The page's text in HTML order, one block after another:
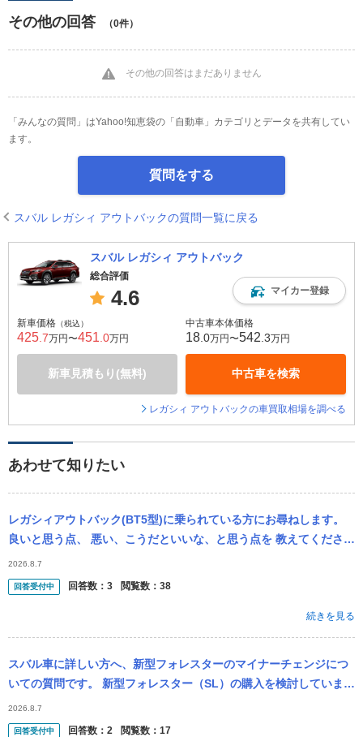
その他の回答 （0件）
その他の回答はまだありません
「みんなの質問」はYahoo!知恵袋の「自動車」カテゴリとデータを共有してい
ます。
質問をする
スバル レガシィ アウトバックの質問一覧に戻る
スバル レガシィ アウトバック
総合評価
4.6 マイカー登録
新車価格 （税込）
425 .7万円〜451 .0万円
新車見積もり(無料)
中古車本体価格
18 .0万円〜542 .3万円
中古車を検索
レガシィ アウトバックの車買取相場を調べる
あわせて知りたい
レガシィアウトバック(BT5型)に乗られている方にお尋ねします。
良いと思う点、 悪い、こうだといいな、と思う点を 教えてくださ
い。
2026.8.7
回答受付中 回答数： 3 閲覧数： 38
続きを見る
スバル車に詳しい方へ、新型フォレスターのマイナーチェンジにつ
いての質問です。 新型フォレスター（SL）の購入を検討していま
す。外装、内装、性能いずれも気に入っているのですがディスプレ
イの性能だけ...
2026.8.7
回答受付中 回答数： 2 閲覧数： 17